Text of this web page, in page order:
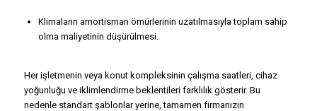
Klimaların amortisman ömürlerinin uzatılmasıyla toplam sahip
olma maliyetinin düşürülmesi.
Her işletmenin veya konut kompleksinin çalışma saatleri, cihaz
yoğunluğu ve iklimlendirme beklentileri farklılık gösterir. Bu
nedenle standart şablonlar yerine, tamamen firmanızın